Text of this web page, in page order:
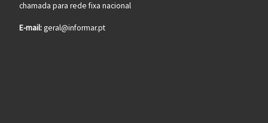
chamada para rede fixa nacional
E-mail:geral@informar.pt